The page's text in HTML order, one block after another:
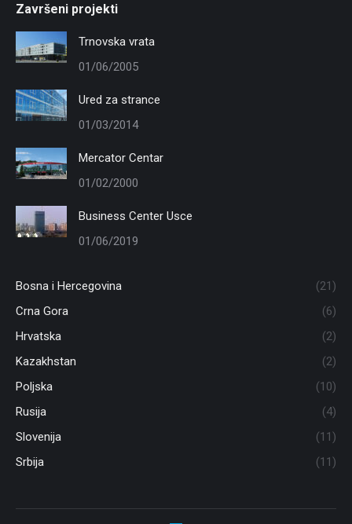
Završeni projekti
Trnovska vrata
01/06/2005
Ured za strance
01/03/2014
Mercator Centar
01/02/2000
Business Center Usce
01/06/2019
Bosna i Hercegovina
(21)
Crna Gora
(6)
Hrvatska
(2)
Kazakhstan
(2)
Poljska
(10)
Rusija
(4)
Slovenija
(11)
Srbija
(11)